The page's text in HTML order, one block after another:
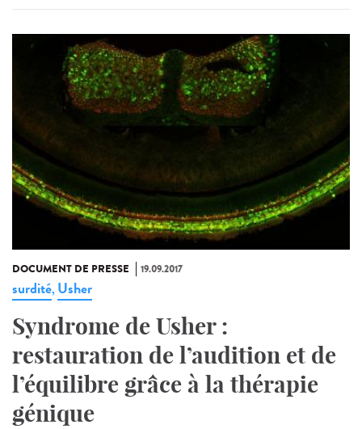
DOCUMENT DE PRESSE 19.09.2017
surdité, Usher
Syndrome de Usher :
restauration de l’audition et de
l’équilibre grâce à la thérapie
génique